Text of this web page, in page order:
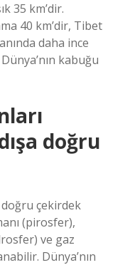
35 km’dir.
40 km’dir, Tibet
daha ince
kabuğu
doğru
doğru çekirdek
(pirosfer),
ve gaz
Dünya’nın